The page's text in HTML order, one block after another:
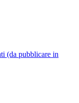
(da pubblicare in